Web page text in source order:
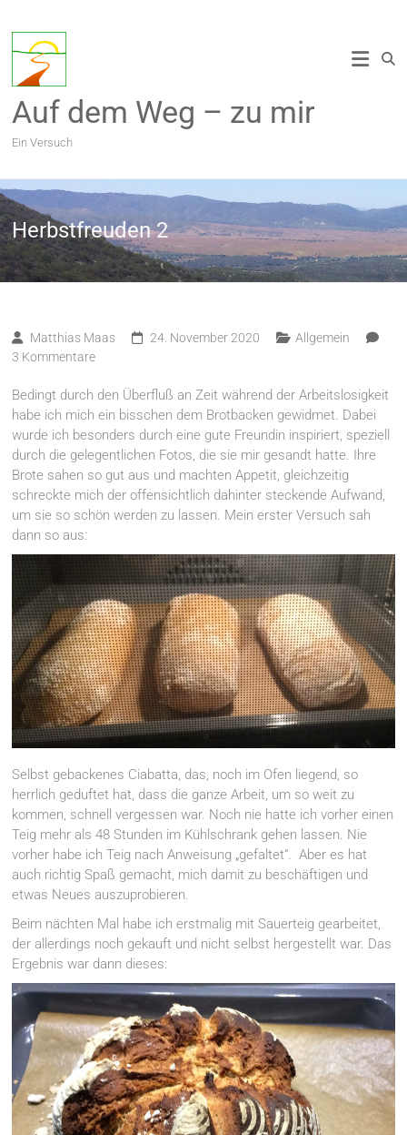
Inhalt
springen
Auf dem Weg – zu mir
Ein Versuch
Herbstfreuden 2
Matthias Maas 24. November 2020
Allgemein
3 Kommentare
Bedingt durch den Überfluß an Zeit während der Arbeitslosigkeit
habe ich mich ein bisschen dem Brotbacken gewidmet. Dabei
wurde ich besonders durch eine gute Freundin inspiriert, speziell
durch die gelegentlichen Fotos, die sie mir gesandt hatte. Ihre
Brote sahen so gut aus und machten Appetit, gleichzeitig
schreckte mich der offensichtlich dahinter steckende Aufwand,
um sie so schön werden zu lassen. Mein erster Versuch sah
dann so aus:
Selbst gebackenes Ciabatta, das, noch im Ofen liegend, so
herrlich geduftet hat, dass die ganze Arbeit, um so weit zu
kommen, schnell vergessen war. Noch nie hatte ich vorher einen
Teig mehr als 48 Stunden im Kühlschrank gehen lassen. Nie
vorher habe ich Teig nach Anweisung „gefaltet“. Aber es hat
auch richtig Spaß gemacht, mich damit zu beschäftigen und
etwas Neues auszuprobieren.
Beim nächten Mal habe ich erstmalig mit Sauerteig gearbeitet,
der allerdings noch gekauft und nicht selbst hergestellt war. Das
Ergebnis war dann dieses: